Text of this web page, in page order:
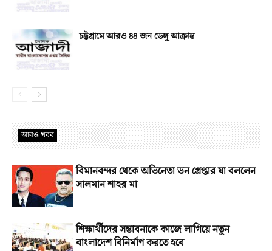
চট্টগ্রামে আরও ৪৪ জন ডেঙ্গু আক্রান্ত
আরও খবর
বিমানবন্দর থেকে অভিনেতা ডন গ্রেপ্তার যা বললেন
সালমান শাহর মা
শিক্ষার্থীদের সম্ভাবনাকে কাজে লাগিয়ে নতুন
বাংলাদেশ বিনির্মাণ করতে হবে